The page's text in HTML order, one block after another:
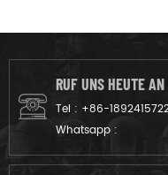
RUF UNS HEUTE AN
Tel : +86-
Whatsapp :